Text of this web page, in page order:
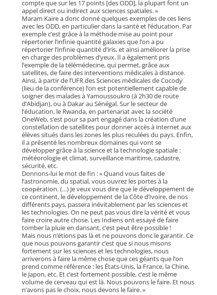
compte que sur les 17 points [des ODD], la plupart font un
appel direct ou indirect aux sciences spatiales. »
Maram Kaire a donc donné quelques exemples de ces liens
avec les ODD, en particulier dans la santé et l’éducation. Par
exemple c’est grâce à la méthode mise au point pour
répertorier l’infinie quantité galaxies que l’on a pu
répertorier l’infinie quantité d’iris, et ainsi améliorer la prise
en charge des problèmes d’yeux. Il a également pris
l’exemple de la télémédecine, qui permet, grâce aux
satellites, de faire des interventions médicales à distance.
Ainsi, à partir de l’UFR des Sciences médicales de Cocody
(lieu de la conférence) l’on est potentiellement capable de
soigner des malades à Yamoussoukro (à 2h30 de route
d’Abidjan), ou à Dakar au Sénégal. Sur le secteur de
l’éducation, le Rwanda, en partenariat avec la société
OneWeb, s’est pour sa part engagé dans la création d’une
constellation de satellites pour donner accès à internet aux
élèves situés dans les zones les plus reculées du pays. Enfin,
il a présenté les nombreux domaines qui vont se
développer grâce à la science et la technologie spatiale :
météorologie et climat, surveillance maritime, cadastre,
sécurité, etc.
Donnons-lui le mot de fin : « Quand vous faites de
l’astronomie, du spatial, vous ouvrez les portes à la
coopération. (…) Je veux vous dire que le développement de
ce continent, le développement de la Côte d’Ivoire, de nos
différents pays, passera inévitablement par les sciences et
les technologies. On ne peut pas vous dire la vérité et vous
faire croire autre chose. Les Indiens ont essayé de faire
tomber la pluie en dansant, c’est peut être possible !
Mais nous n’étions pas là et ne pouvons donc le garantir. Ce
que nous pouvons garantir c’est que si nous misons
fortement sur les sciences et les technologies, nous
arriverons à faire la même chose que ces géants que l’on
prend comme référence : les États-Unis, la France, la Chine,
le Japon, etc. Et c’est fortement possible, c’est le même
volume de cerveau qui est là. Nous pouvons le faire. Et nous
n’avons pas le choix, nous devons le faire. »